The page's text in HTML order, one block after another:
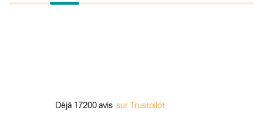
Déjà 17200 avis sur Trustpilot